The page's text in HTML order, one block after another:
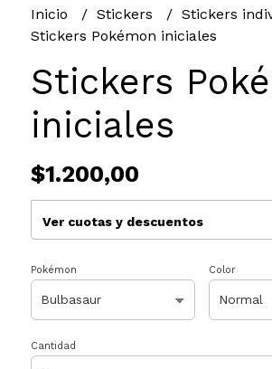
Inicio Stickers
Stickers
Stickers Pokémon iniciales
Stickers
iniciales
$1.200,00
Ver cuotas y descuentos
Pokémon Color
Cantidad